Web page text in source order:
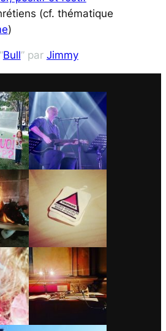
(cf. thématique
)
Bull” par Jimmy